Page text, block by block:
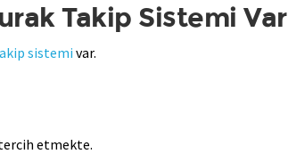
Takip Sistemi
sistemi var.
etmekte.